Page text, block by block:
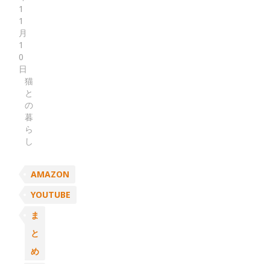
1
1
月
1
0
日
猫
と
の
暮
ら
し
AMAZON
YOUTUBE
ま
と
め